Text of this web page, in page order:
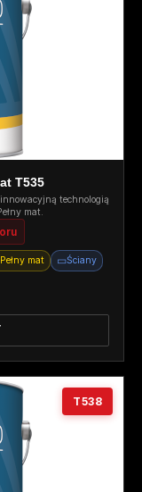
T535
technologią
mat.
Pełny mat ▭Ściany
T538